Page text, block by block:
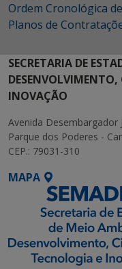
Ordem Cronológica
Planos de
SECRETARIA DE
INOVAÇÃO
Avenida Desembargador
Parque dos Poderes -
CEP.: 79031-310
MAPA